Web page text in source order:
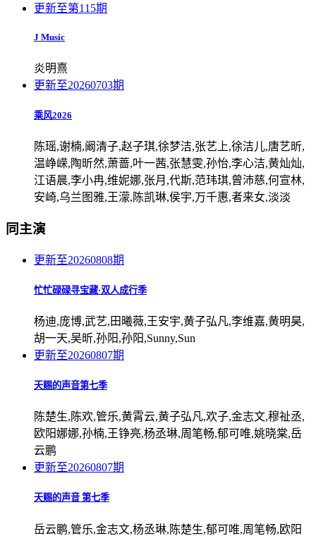
更新至第115期
J Music
炎明熹
更新至20260703期
乘风2026
陈瑶,谢楠,阚清子,赵子琪,徐梦洁,张艺上,徐洁儿,唐艺昕,
温峥嵘,陶昕然,萧蔷,叶一茜,张慧雯,孙怡,李心洁,黄灿灿,
江语晨,李小冉,维妮娜,张月,代斯,范玮琪,曾沛慈,何宣林,
安崎,乌兰图雅,王濛,陈凯琳,侯宇,万千惠,者来女,淡淡
同主演
更新至20260808期
忙忙碌碌寻宝藏·双人成行季
杨迪,庞博,武艺,田曦薇,王安宇,黄子弘凡,李维嘉,黄明昊,
胡一天,吴昕,孙阳,孙阳,Sunny,Sun
更新至20260807期
天赐的声音第七季
陈楚生,陈欢,管乐,黄霄云,黄子弘凡,欢子,金志文,穆祉丞,
欧阳娜娜,孙楠,王铮亮,杨丞琳,周笔畅,郁可唯,姚晓棠,岳
云鹏
更新至20260807期
天赐的声音 第七季
岳云鹏,管乐,金志文,杨丞琳,陈楚生,郁可唯,周笔畅,欧阳